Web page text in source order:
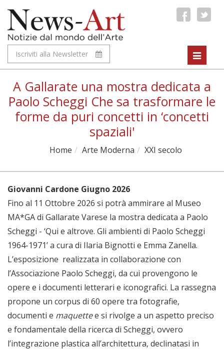
Iscriviti alla Newsletter
Toggle
A Gallarate una mostra dedicata a
Paolo Scheggi Che sa trasformare le
forme da puri concetti in ‘concetti
spaziali'
Home Arte Moderna XXI secolo
Giovanni Cardone Giugno 2026
Fino al 11 Ottobre 2026 si potrà ammirare al Museo
MA*GA di Gallarate Varese la mostra dedicata a Paolo
Scheggi - ‘Qui e altrove. Gli ambienti di Paolo Scheggi
1964-1971’ a cura di Ilaria Bignotti e Emma Zanella.
L’esposizione realizzata in collaborazione con
l’Associazione Paolo Scheggi, da cui provengono le
opere e i documenti letterari e iconografici. La rassegna
propone un corpus di 60 opere tra fotografie,
documenti e maquettee si rivolge a un aspetto preciso
e fondamentale della ricerca di Scheggi, ovvero
l’integrazione plastica all’architettura, declinatasi in